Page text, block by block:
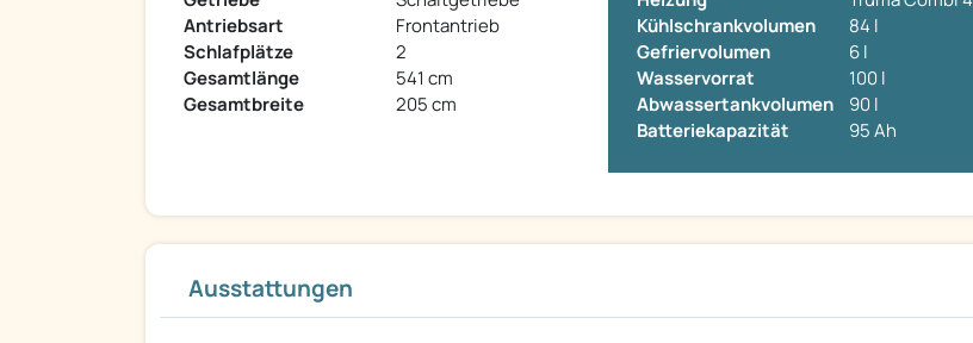
Antriebsart
Frontantrieb
Schlafplätze
2
Gesamtlänge
541 cm
Gesamtbreite
205 cm
Kühlschrankvolumen
84 l
Gefriervolumen
6 l
Wasservorrat
100 l
Abwassertankvolumen
90 l
Batteriekapazität
95 Ah
Ausstattungen